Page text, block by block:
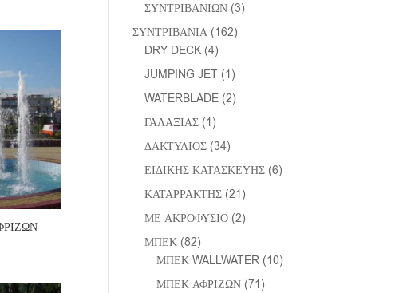
ΣΥΝΤΡΙΒΑΝΙΩΝ (3)
ΣΥΝΤΡΙΒΑΝΙΑ (162)
DRY DECK (4)
JUMPING JET (1)
WATERBLADE (2)
ΓΑΛΑΞΙΑΣ (1)
ΔΑΚΤΥΛΙΟΣ (34)
ΕΙΔΙΚΗΣ ΚΑΤΑΣΚΕΥΗΣ (6)
ΚΑΤΑΡΡΑΚΤΗΣ (21)
ΜΕ ΑΚΡΟΦΥΣΙΟ (2)
ΜΠΕΚ (82)
ΜΠΕΚ WALLWATER (10)
ΜΠΕΚ ΑΦΡΙΖΩΝ (71)